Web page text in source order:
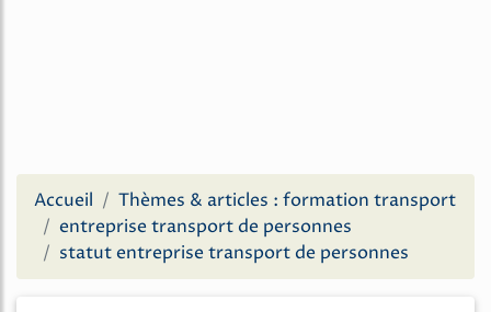
Accueil
Thèmes & articles : formation transport
entreprise transport de personnes
statut entreprise transport de personnes